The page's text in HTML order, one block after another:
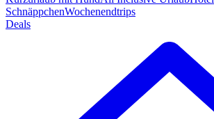
SchnäppchenWochenendtrips
Deals